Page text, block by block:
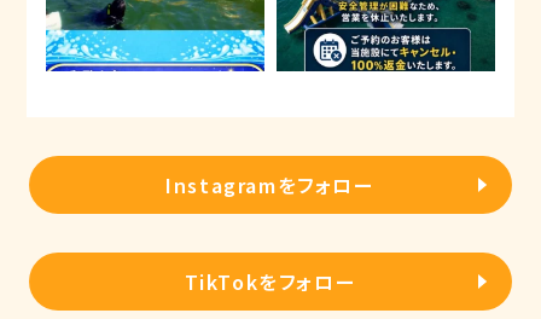
Instagramをフォロー
TikTokをフォロー